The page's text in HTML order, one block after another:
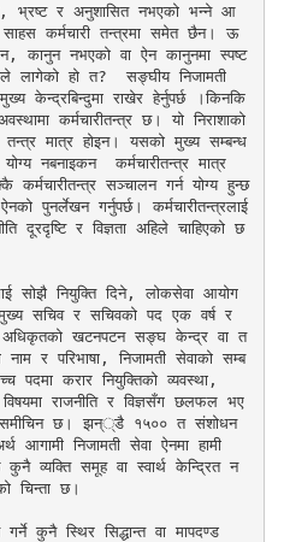
भ्रष्ट र अनुशासित नभएको भन्ने आ
कर्मचारी तन्त्रमा समेत छैन। ऊ
कानुन नभएको वा ऐन कानुनमा स्पष्ट
लागेको हो त?  सङ्घीय निजामती
केन्द्रबिन्दुमा राखेर हेर्नुपर्छ ।किनकि
कर्मचारीतन्त्र छ। यो निराशाको
तन्त्र मात्र होइन। यसको मुख्य सम्बन्ध
नबनाइकन  कर्मचारीतन्त्र मात्र
कर्मचारीतन्त्र सञ्चालन गर्न योग्य हुन्छ
पुनर्लेखन गर्नुपर्छ। कर्मचारीतन्त्रलाई
दूरदृष्टि र विज्ञता अहिले चाहिएको छ
सचिव र सचिवको पद एक वर्ष र
अधिकृतको खटनपटन सङ्घ केन्द्र वा त
र परिभाषा, निजामती सेवाको सम्ब
करार नियुक्तिको व्यवस्था,
राजनीति र विज्ञसँग छलफल भए
समीचिन छ। झन््डै १५०० त संशोधन
निजामती सेवा ऐनमा हामी
कुनै व्यक्ति समूह वा स्वार्थ केन्द्रित न
चिन्ता छ।